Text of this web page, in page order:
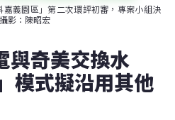
義園區」第二次環評初審，專案小組決
影：陳昭宏
與奇美交換水
模式擬沿用其他